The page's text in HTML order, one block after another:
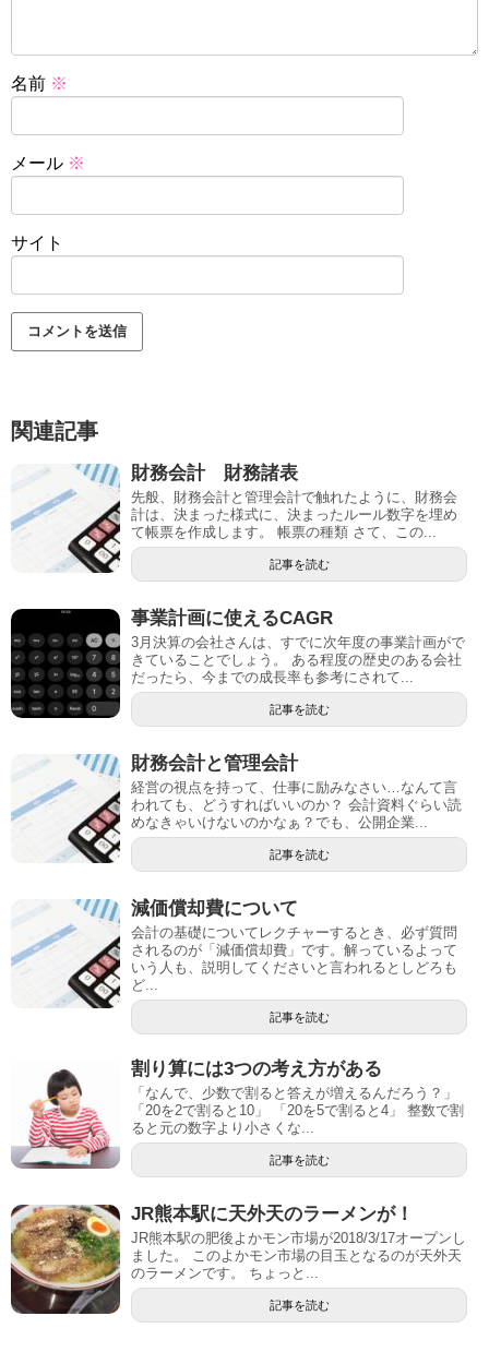
名前 ※
メール ※
サイト
関連記事
財務会計 財務諸表
先般、財務会計と管理会計で触れたように、財務会
計は、決まった様式に、決まったルール数字を埋め
て帳票を作成します。 帳票の種類 さて、この...
記事を読む
事業計画に使えるCAGR
3月決算の会社さんは、すでに次年度の事業計画がで
きていることでしょう。 ある程度の歴史のある会社
だったら、今までの成長率も参考にされて...
記事を読む
財務会計と管理会計
経営の視点を持って、仕事に励みなさい…なんて言
われても、どうすればいいのか？ 会計資料ぐらい読
めなきゃいけないのかなぁ？でも、公開企業...
記事を読む
減価償却費について
会計の基礎についてレクチャーするとき、必ず質問
されるのが「減価償却費」です。解っているよって
いう人も、説明してくださいと言われるとしどろも
ど...
記事を読む
割り算には3つの考え方がある
「なんで、少数で割ると答えが増えるんだろう？」
「20を2で割ると10」 「20を5で割ると4」 整数で割
ると元の数字より小さくな...
記事を読む
JR熊本駅に天外天のラーメンが！
JR熊本駅の肥後よかモン市場が2018/3/17オープンし
ました。 このよかモン市場の目玉となるのが天外天
のラーメンです。 ちょっと...
記事を読む